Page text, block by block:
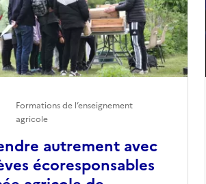
autrement avec
écoresponsables
Formations de l’enseignement
agricole